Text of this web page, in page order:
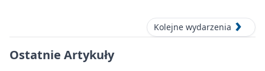
Kolejne wydarzenia
Ostatnie Artykuły